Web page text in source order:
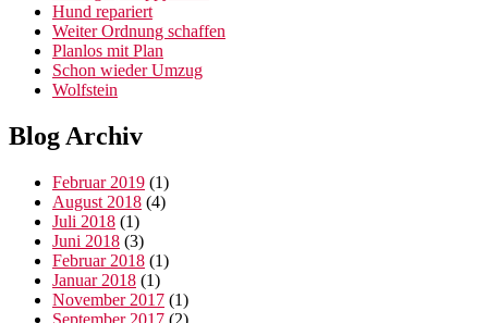
Hund repariert
Weiter Ordnung schaffen
Planlos mit Plan
Schon wieder Umzug
Wolfstein
Blog Archiv
Februar 2019 (1)
August 2018 (4)
Juli 2018 (1)
Juni 2018 (3)
Februar 2018 (1)
Januar 2018 (1)
November 2017 (1)